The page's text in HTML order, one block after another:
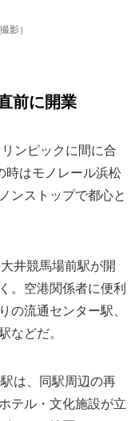
影）
前に開業
ンピックに間に合
時はモノレール浜松
ンストップで都心と
井競馬場前駅が開
。空港関係者に便利
の流通センター駅、
などだ。
は、同駅周辺の再
テル・文化施設が立